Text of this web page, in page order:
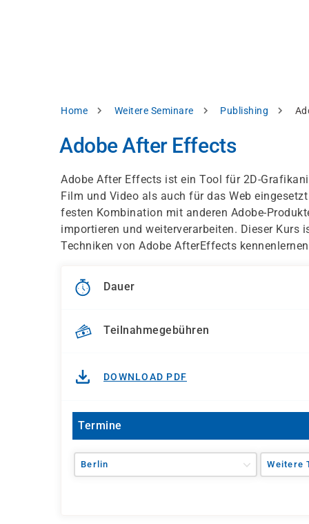
Pfadnavigation
Home Weitere Seminare Publishing
Adobe After Effects
Adobe After Effects ist ein Tool für 2D-
Film und Video als auch für das Web
festen Kombination mit anderen Adobe-
importieren und weiterverarbeiten. Dieser Kurs
Techniken von Adobe AfterEffects
Dauer
Teilnahmegebühren
DOWNLOAD PDF
Termine
Berlin Weitere
akzeptieren
Datenschutzhinweis